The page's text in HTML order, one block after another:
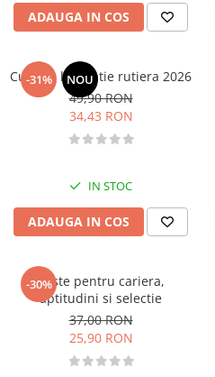
Management si leadership
Pedagogie
Resurse umane
Vanzari si marketing
Carte scolara
Atlase, dictionare si enciclopedii
Carte scolara
Dictionare de limba romana
Ghiduri de conversatie
Invatamant primar
Invatarea limbilor straine
Povesti si povestiri
Carti in limba engleza
ADAUGA IN COS
-31% NOU
Curs de legislatie rutiera 2026
49,90 RON
34,43 RON
IN STOC
ADAUGA IN COS
-30%Teste pentru cariera,
aptitudini si selectie
37,00 RON
25,90 RON